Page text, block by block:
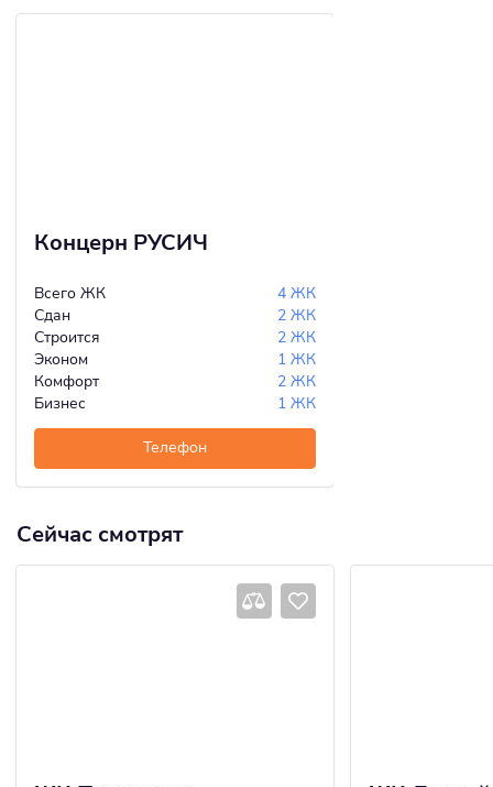
Концерн РУСИЧ
Всего ЖК
4 ЖК
Сдан
2 ЖК
Строится
2 ЖК
Эконом
1 ЖК
Комфорт
2 ЖК
Бизнес
1 ЖК
Телефон
Сейчас смотрят